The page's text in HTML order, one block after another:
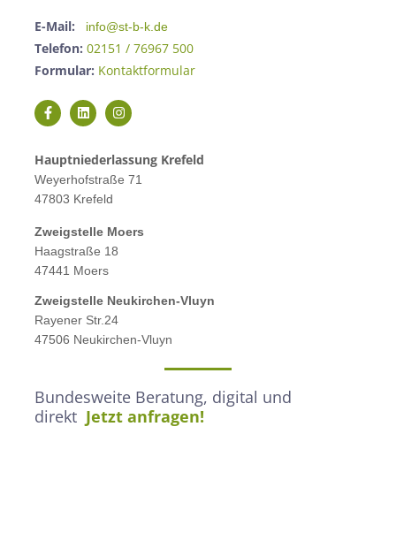
E-Mail: info@st-b-k.de
Telefon: 02151 / 76967 500
Formular: Kontaktformular
Hauptniederlassung Krefeld
Weyerhofstraße 71
47803 Krefeld
Zweigstelle Moers
Haagstraße 18
47441 Moers
Zweigstelle Neukirchen-Vluyn
Rayener Str.24
47506 Neukirchen-Vluyn
Bundesweite Beratung, digital und
direkt Jetzt anfragen!